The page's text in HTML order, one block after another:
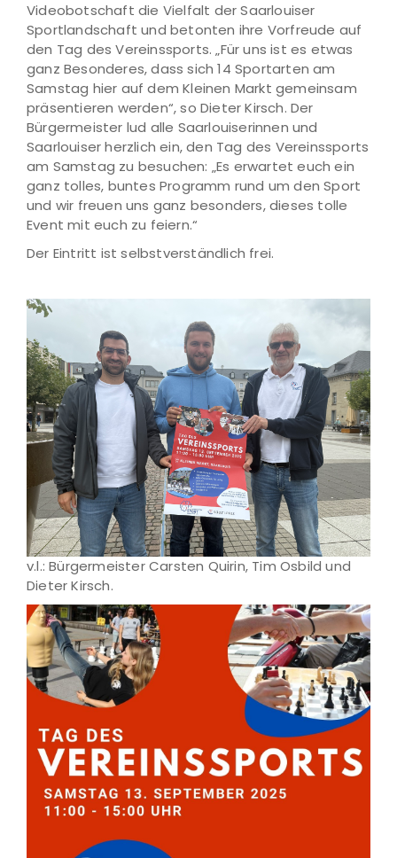
Videobotschaft die Vielfalt der Saarlouiser
Sportlandschaft und betonten ihre Vorfreude auf
den Tag des Vereinssports. „Für uns ist es etwas
ganz Besonderes, dass sich 14 Sportarten am
Samstag hier auf dem Kleinen Markt gemeinsam
präsentieren werden“, so Dieter Kirsch. Der
Bürgermeister lud alle Saarlouiserinnen und
Saarlouiser herzlich ein, den Tag des Vereinssports
am Samstag zu besuchen: „Es erwartet euch ein
ganz tolles, buntes Programm rund um den Sport
und wir freuen uns ganz besonders, dieses tolle
Event mit euch zu feiern.“
Der Eintritt ist selbstverständlich frei.
v.l.: Bürgermeister Carsten Quirin, Tim Osbild und
Dieter Kirsch.